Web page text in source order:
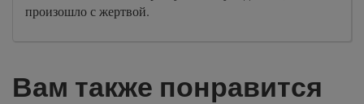
произошло с жертвой.
Вам также понравится